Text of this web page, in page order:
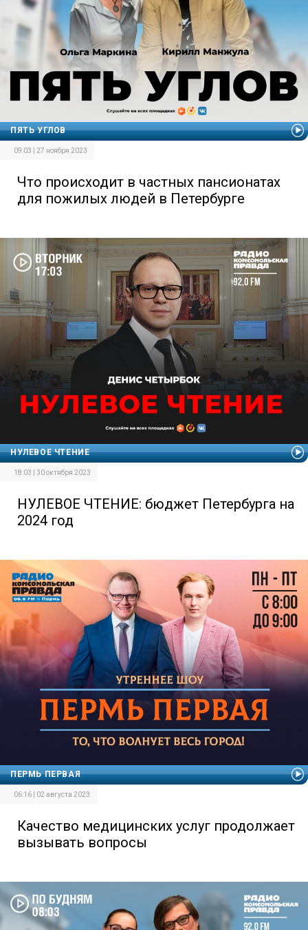
ПЯТЬ УГЛОВ
09:03 | 27 ноября 2023
Что происходит в частных пансионатах
для пожилых людей в Петербурге
НУЛЕВОЕ ЧТЕНИЕ
18:03 | 30 октября 2023
НУЛЕВОЕ ЧТЕНИЕ: бюджет Петербурга на
2024 год
ПЕРМЬ ПЕРВАЯ
06:16 | 02 августа 2023
Качество медицинских услуг продолжает
вызывать вопросы